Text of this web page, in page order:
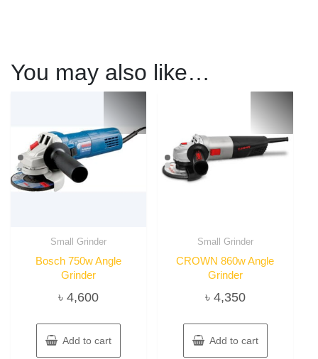
You may also like…
Small Grinder
Bosch 750w Angle
Grinder
৳4,600
Add to cart
Small Grinder
CROWN 860w Angle
Grinder
৳ 4,350
Add to cart